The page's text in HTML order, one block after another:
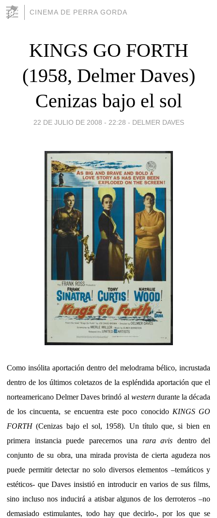
CINEMA DE PERRA GORDA
KINGS GO FORTH
(1958, Delmer Daves)
Cenizas bajo el sol
22 DE JULIO DE 2008 - 22:28 - DELMER DAVES
Como insólita aportación dentro del melodrama bélico, incrustada
dentro de los últimos coletazos de la espléndida aportación que el
norteamericano Delmer Daves brindó al westerndurante la década
de los cincuenta, se encuentra este poco conocido KINGS GO
FORTH(Cenizas bajo el sol, 1958). Un título que, si bien en
primera instancia puede parecernos una rara avis dentro del
conjunto de su obra, una mirada provista de cierta agudeza nos
puede permitir detectar no solo diversos elementos –temáticos y
estéticos- que Daves insistió en introducir en varios de sus films,
sino incluso nos inducirá a atisbar algunos de los derroteros –no
demasiado estimulantes, todo hay que decirlo-, por los que se